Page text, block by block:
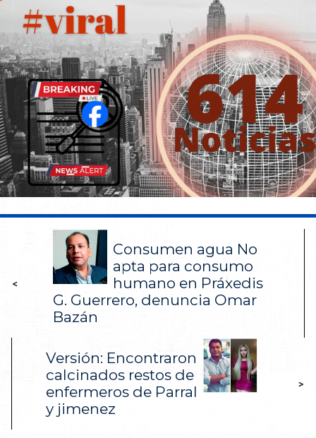
<
Consumen agua No
apta para consumo
humano en Práxedis
G. Guerrero, denuncia Omar
Bazán
Versión: Encontraron
calcinados restos de
enfermeros de Parral
y jimenez
>